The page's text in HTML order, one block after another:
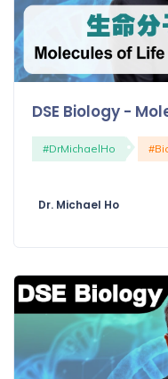
DSE Biology -
#DrMichaelHo
Dr. Michael Ho